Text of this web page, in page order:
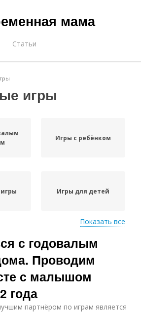
мама
Статьи
игры
Игры с ребёнком
Игры для детей
Игры на развитие
Показать все
с годовалым
Проводим
с малышом
года
партнёром по играм является